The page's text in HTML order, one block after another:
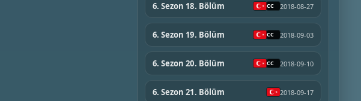
6. Sezon 18. Bölüm 2018-08-27
6. Sezon 19. Bölüm 2018-09-03
6. Sezon 20. Bölüm 2018-09-10
6. Sezon 21. Bölüm 2018-09-17